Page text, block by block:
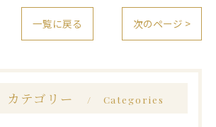
一覧に戻る 次のページ >
カテゴリー Categories